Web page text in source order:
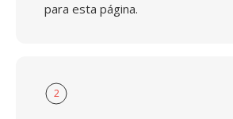
para esta página.
2